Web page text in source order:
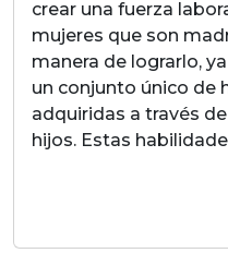
crear una fuerza
mujeres que son
manera de lograrlo,
un conjunto único de
adquiridas a través
hijos. Estas